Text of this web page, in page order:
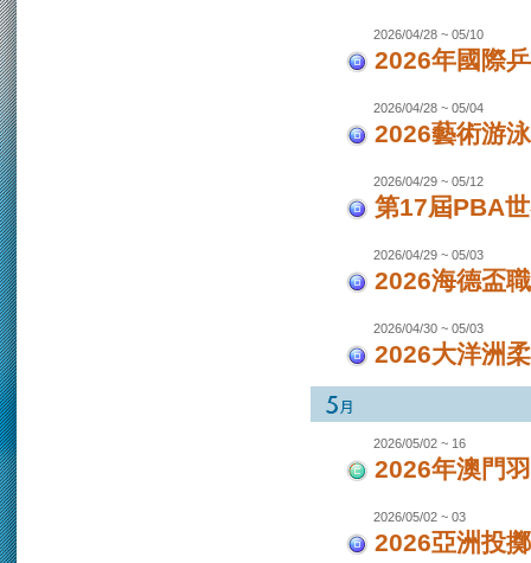
2026/04/28 ~ 05/10
2026年國際
2026/04/28 ~ 05/04
2026藝術游
2026/04/29 ~ 05/12
第17屆PBA
2026/04/29 ~ 05/03
2026海德盃
2026/04/30 ~ 05/03
2026大洋洲
2026/05/02 ~ 16
2026年澳門
2026/05/02 ~ 03
2026亞洲投